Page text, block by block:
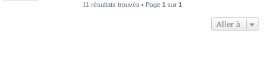
11 résultats trouvés • Page 1 sur 1
Aller à